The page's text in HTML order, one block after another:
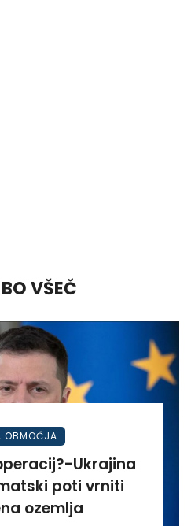
VŠEČ
OBMOČJA
Ukrajina
poti vrniti
ozemlja